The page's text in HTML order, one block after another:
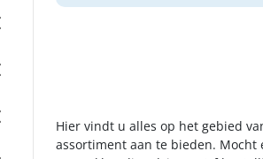
Hier vindt u alles op het gebied
assortiment aan te bieden.